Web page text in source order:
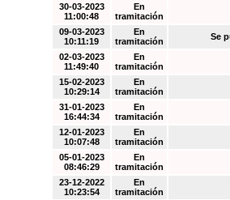
30-03-2023
11:00:48
En
tramitación
09-03-2023
10:11:19
En
tramitación
Se
02-03-2023
11:49:40
En
tramitación
15-02-2023
10:29:14
En
tramitación
31-01-2023
16:44:34
En
tramitación
12-01-2023
10:07:48
En
tramitación
05-01-2023
08:46:29
En
tramitación
23-12-2022
10:23:54
En
tramitación